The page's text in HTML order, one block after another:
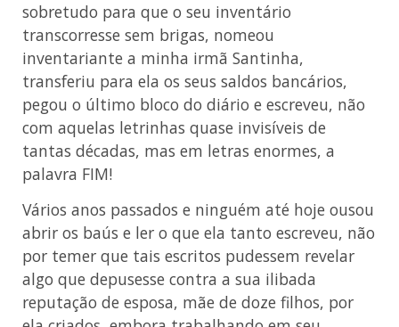
sobretudo para que o seu inventário
transcorresse sem brigas, nomeou
inventariante a minha irmã Santinha,
transferiu para ela os seus saldos bancários,
pegou o último bloco do diário e escreveu, não
com aquelas letrinhas quase invisíveis de
tantas décadas, mas em letras enormes, a
palavra FIM!
Vários anos passados e ninguém até hoje ousou
abrir os baús e ler o que ela tanto escreveu, não
por temer que tais escritos pudessem revelar
algo que depusesse contra a sua ilibada
reputação de esposa, mãe de doze filhos, por